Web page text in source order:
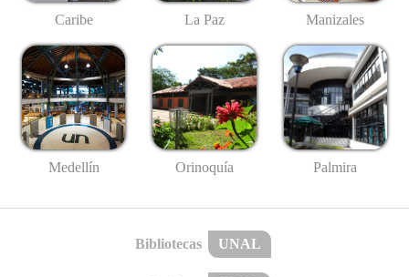
Caribe La Paz Manizales
Medellín Orinoquía Palmira
Bibliotecas UNAL